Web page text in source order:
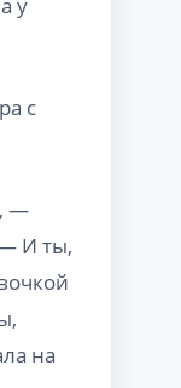
с
—
И ты,
на